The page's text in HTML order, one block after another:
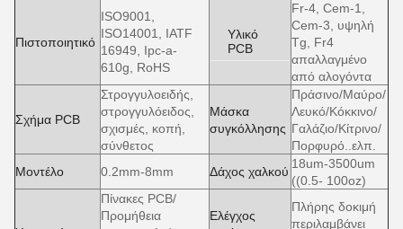
Πιστοποιητικό
ISO9001,
ISO14001, IATF
16949, Ipc-a-
610g, RoHS
Υλικό
PCB
Fr-4, Cem-1,
Cem-3, υψηλή
Tg, Fr4
απαλλαγμένο
από αλογόντα
Σχήμα PCB
Στρογγυλοειδής,
στρογγυλόειδος,
σχισμές, κοπή,
σύνθετος
Μάσκα
συγκόλλησης
Πράσινο/Μαύρο/
Λευκό/Κόκκινο/
Γαλάζιο/Κίτρινο/
Πορφυρό..ελπ.
Μοντέλο
0.2mm-8mm Δάχος χαλκού
18um-3500um
((0.5- 100oz)
Πίνακες PCB/
Προμήθεια
Ελέγχος
Πλήρης δοκιμή
περιλαμβάνει